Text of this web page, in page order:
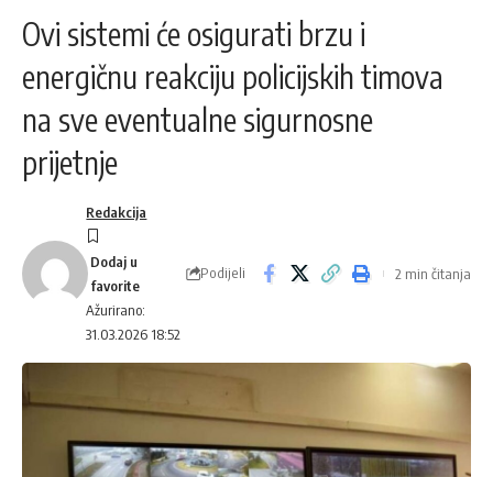
Ovi sistemi će osigurati brzu i
energičnu reakciju policijskih timova
na sve eventualne sigurnosne
prijetnje
Ažurirano:
31.03.2026 18:52
Redakcija
Podijeli 2 min čitanja